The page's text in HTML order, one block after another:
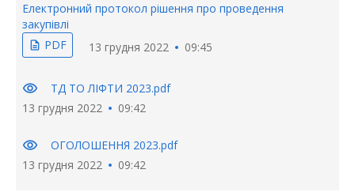
Електронний протокол рішення про проведення
закупівлі
description PDF 13 грудня 2022 09:45
visibility
ТД ТО ЛІФТИ 2023.pdf
13 грудня 2022
09:42
visibility
ОГОЛОШЕННЯ 2023.pdf
13 грудня 2022
09:42